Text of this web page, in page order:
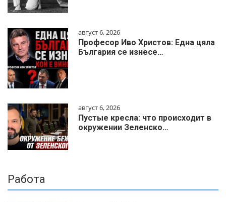
август 6, 2026
Професор Иво Христов: Една цяла
България се изнесе…
август 6, 2026
Пустые кресла: что происходит в
окружении Зеленско…
Работа